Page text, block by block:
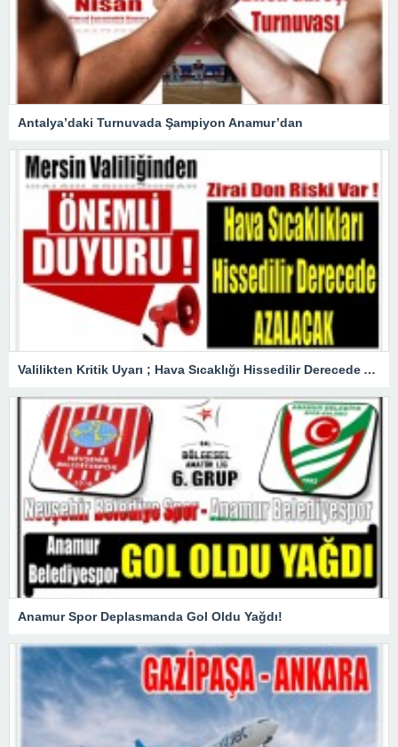
Antalya’daki Turnuvada Şampiyon Anamur’dan
Valilikten Kritik Uyarı ; Hava Sıcaklığı Hissedilir Derecede Azalacak!
Anamur Spor Deplasmanda Gol Oldu Yağdı!